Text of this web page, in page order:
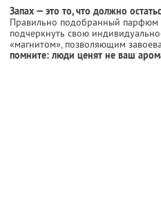
Запах — это то, что должно
Правильно подобранный парфюм
подчеркнуть свою
«магнитом», позволяющим
помните: люди ценят не ваш